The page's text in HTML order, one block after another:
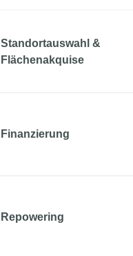
Standortauswahl &
Flächenakquise
Finanzierung
Repowering